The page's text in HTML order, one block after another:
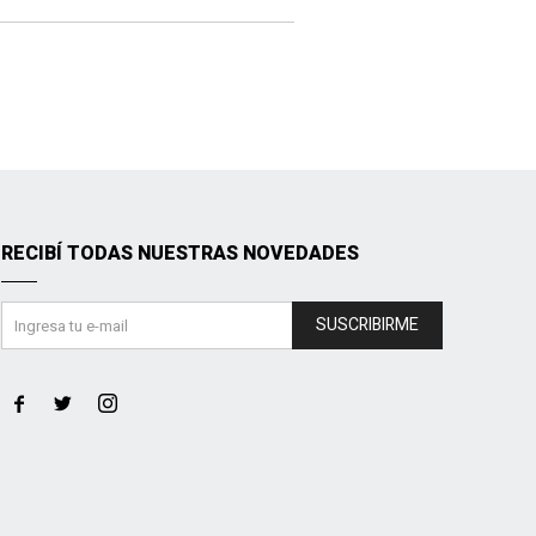
RECIBÍ TODAS NUESTRAS NOVEDADES
SUSCRIBIRME
  